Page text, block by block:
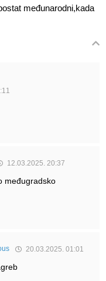
međunarodni,kada
12.03.2025. 20:37
međugradsko
20.03.2025. 01:01